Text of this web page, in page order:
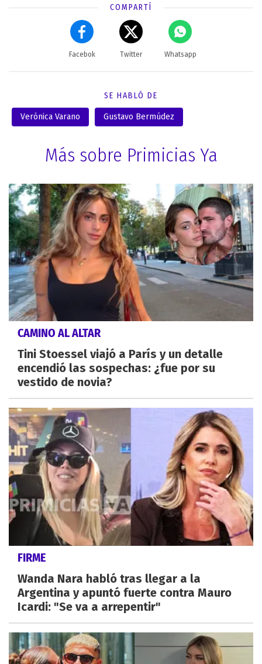
COMPARTÍ
Facebok Twitter Whatsapp
SE HABLÓ DE
Verónica Varano Gustavo Bermúdez
Más sobre Primicias Ya
CAMINO AL ALTAR
Tini Stoessel viajó a París y un detalle
encendió las sospechas: ¿fue por su
vestido de novia?
FIRME
Wanda Nara habló tras llegar a la
Argentina y apuntó fuerte contra Mauro
Icardi: "Se va a arrepentir"